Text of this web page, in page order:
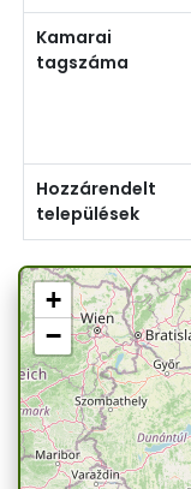
Kamarai
tagszáma
Hozzárendelt
települések
+
−